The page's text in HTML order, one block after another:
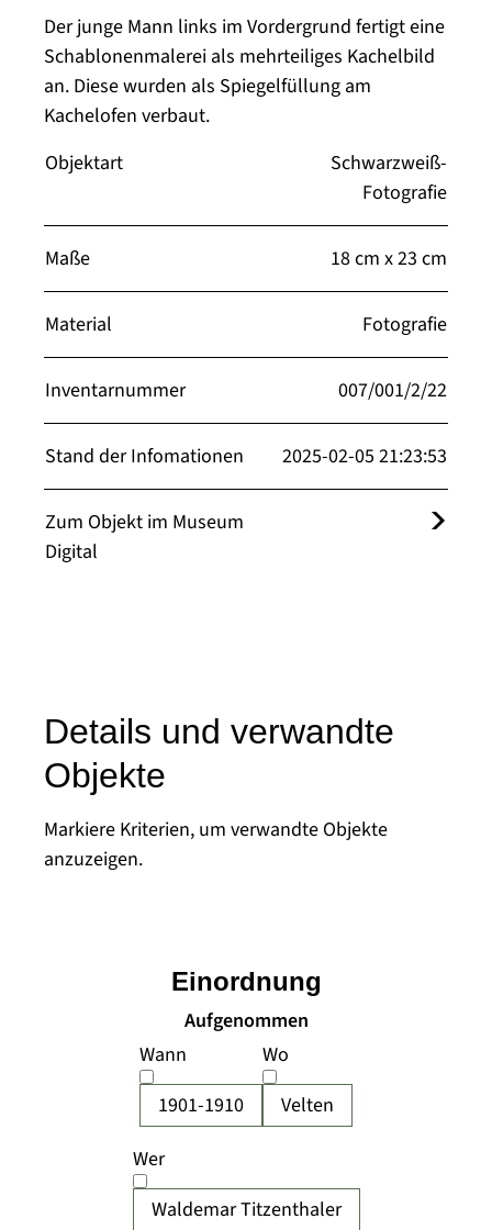
Der junge Mann links im Vordergrund fertigt eine
Schablonenmalerei als mehrteiliges Kachelbild
an. Diese wurden als Spiegelfüllung am
Kachelofen verbaut.
Objektart
Schwarzweiß-
Fotografie
Maße 18 cm x 23 cm
Material Fotografie
Inventarnummer 007/001/2/22
Stand der Infomationen 2025-02-05 21:23:53
Zum Objekt im Museum
Digital
Details und verwandte
Objekte
Markiere Kriterien, um verwandte Objekte
anzuzeigen.
Aufgenommen
Wann
1901-1910
Wo
Velten
Wer
Waldemar Titzenthaler
Einordnung